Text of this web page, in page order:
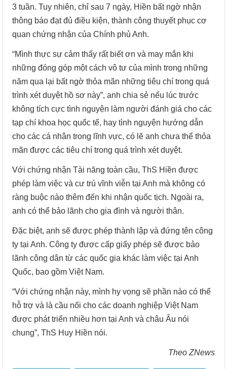
3 tuần. Tuy nhiên, chỉ sau 7 ngày, Hiền bất ngờ nhận
thông báo đạt đủ điều kiện, thành công thuyết phục cơ
quan chứng nhận của Chính phủ Anh.
“Mình thực sự cảm thấy rất biết ơn và may mắn khi
những đóng góp một cách vô tư của mình trong những
năm qua lại bất ngờ thỏa mãn những tiêu chí trong quá
trình xét duyệt hồ sơ này”, anh chia sẻ nếu lúc trước
không tích cực tình nguyện làm người đánh giá cho các
tạp chí khoa học quốc tế, hay tình nguyện hướng dẫn
cho các cá nhân trong lĩnh vực, có lẽ anh chưa thể thỏa
mãn được các tiêu chí trong quá trình xét duyệt.
Với chứng nhận Tài năng toàn cầu, ThS Hiền được
phép làm việc và cư trú vĩnh viễn tại Anh mà không có
ràng buộc nào thêm đến khi nhận quốc tịch. Ngoài ra,
anh có thể bảo lãnh cho gia đình và người thân.
Đặc biệt, anh sẽ được phép thành lập và đứng tên công
ty tại Anh. Công ty được cấp giấy phép sẽ được bảo
lãnh công dân từ các quốc gia khác làm việc tại Anh
Quốc, bao gồm Việt Nam.
“Với chứng nhận này, mình hy vọng sẽ phần nào có thể
hỗ trợ và là cầu nối cho các doanh nghiệp Việt Nam
được phát triển nhiều hơn tại Anh và châu Âu nói
chung”, ThS Huy Hiền nói.
Theo ZNews